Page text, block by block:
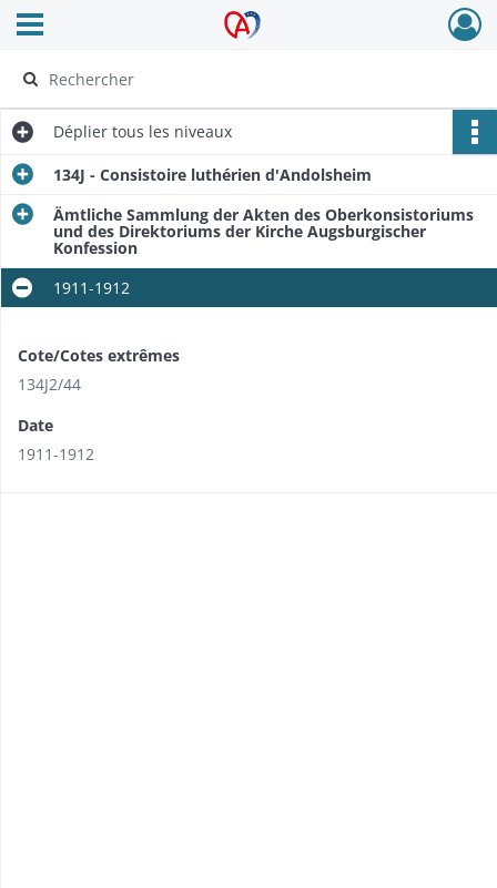
Archives Alsace - Colmar
Ouvrir le menu déroulant
Déplier tous les niveaux
134J - Consistoire luthérien d'Andolsheim
Ämtliche Sammlung der Akten des Oberkonsistoriums
und des Direktoriums der Kirche Augsburgischer
Konfession
1911-1912
Cote/Cotes extrêmes
134J2/44
Date
1911-1912